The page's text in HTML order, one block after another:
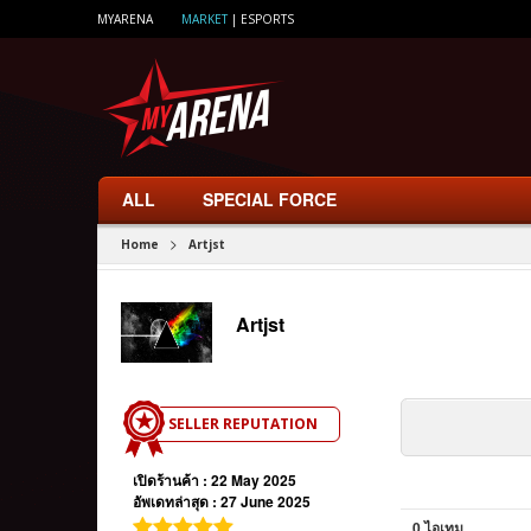
MYARENA MARKET| ESPORTS
ALL SPECIAL FORCE
Home > Artjst
Artjst
SELLER REPUTATION
เปิดร้านค้า : 22 May 2025
อัพเดทล่าสุด : 27 June 2025